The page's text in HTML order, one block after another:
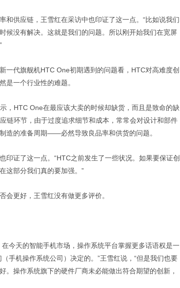
和供应链，王雪红在采访中也印证了这一点。“比如说我们
候没有解决。这就是我们的问题。所以刚开始我们在宽屏
一代旗舰机HTC One初期遇到的问题看，HTC对高难度创
是一个行业性的难题。
，HTC One在最应该大卖的时候却缺货，而且是致命的缺
链环节，由于过度追求细节和成本，常常会对设计和部件
造的准备周期——必然导致良品率和供货的问题。
印证了这一点。“HTC之前发生了一些状况。如果要保证创
这部分我们真的要加强。”
会更好，王雪红没有做更多评价。
今天的智能手机市场，操作系统平台掌握更多话语权是一
手机操作系统公司）决定的。”王雪红说，“但是我们也要
。操作系统旗下的硬件厂商未必能做出符合期望的创新，